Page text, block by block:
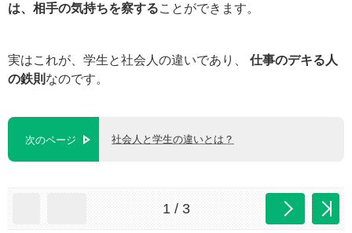
は、相手の気持ちを察することができます。
実はこれが、学生と社会人の違いであり、 仕事のデキる人
の鉄則 なのです。
次のページ 社会人と学生の違いとは？
1 / 3